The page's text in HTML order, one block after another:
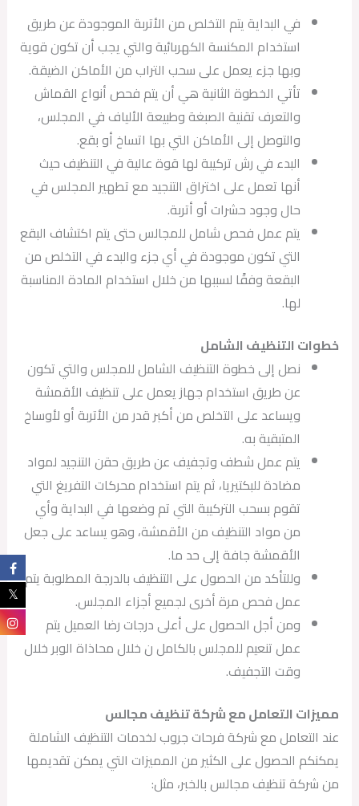
في البداية يتم التخلص من الأتربة الموجودة عن طريق
استخدام المكنسة الكهربائية والتي يجب أن تكون قوية
وبها جزء يعمل على سحب التراب من الأماكن الضيقة.
تأتي الخطوة الثانية هي أن يتم فحص أنواع القماش
والتعرف تقنية الصبغة وطبيعة الألياف في المجلس،
والتوصل إلى الأماكن التي بها اتساخ أو بقع.
البدء في رش تركيبة لها قوة عالية في التنظيف حيث
أنها تعمل على اختراق التنجيد مع تطهير المجلس في
حال وجود حشرات أو أتربة.
يتم عمل فحص شامل للمجالس حتى يتم اكتشاف البقع
التي تكون موجودة في أي جزء والبدء في التخلص من
البقعة وفقًا لسببها من خلال استخدام المادة المناسبة
لها.
خطوات التنظيف الشامل
نصل إلى خطوة التنظيف الشامل للمجلس والتي تكون
عن طريق استخدام جهاز يعمل على تنظيف الأقمشة
ويساعد على التخلص من أكبر قدر من الأتربة أو لأوساخ
المتبقية به.
يتم عمل شطف وتجفيف عن طريق حقن التنجيد لمواد
مضادة للبكتيريا، ثم يتم استخدام محركات التفريغ التي
تقوم بسحب التركيبة التي تم وضعها في البداية وأي
من مواد التنظيف من الأقمشة، وهو يساعد على جعل
الأقمشة جافة إلى حد ما.
وللتأكد من الحصول على التنظيف بالدرجة المطلوبة يتم
عمل فحص مرة أخرى لجميع أجزاء المجلس.
ومن أجل الحصول على أعلى درجات رضا العميل يتم
عمل تنعيم للمجلس بالكامل ن خلال محاذاة الوبر خلال
وقت التجفيف.
مميزات التعامل مع شركة تنظيف مجالس
عند التعامل مع شركة فرحات جروب لخدمات التنظيف الشاملة
يمكنكم الحصول على الكثير من المميزات التي يمكن تقديمها
من شركة تنظيف مجالس بالخبر، مثل: